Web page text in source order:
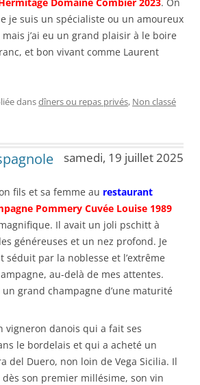
je suis un spécialiste ou un amoureux
j’ai eu un grand plaisir à le boire
et bon vivant comme Laurent
dansdîners ou repas privés, Non classé
samedi, 19 juillet 2025
fils et sa femme au restaurant
Pommery Cuvée Louise 1989
Il avait un joli pschitt à
généreuses et un nez profond. Je
par la noblesse et l’extrême
au-delà de mes attentes.
un grand champagne d’une maturité
vigneron danois qui a fait ses
le bordelais et qui a acheté un
del Duero, non loin de Vega Sicilia. Il
son premier millésime, son vin